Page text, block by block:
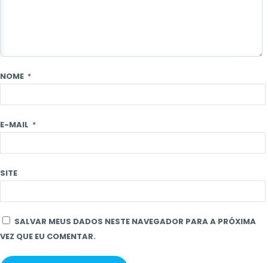
NOME *
E-MAIL *
SITE
SALVAR MEUS DADOS NESTE NAVEGADOR PARA A PRÓXIMA
VEZ QUE EU COMENTAR.